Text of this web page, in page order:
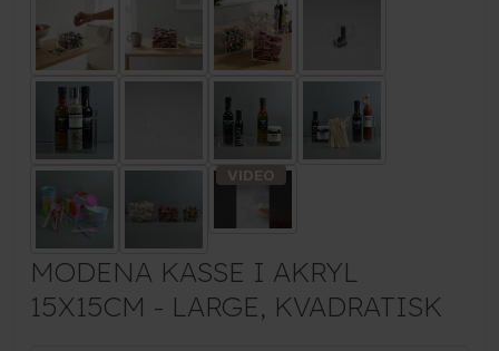
MODENA KASSE I AKRYL
15X15CM - LARGE, KVADRATISK